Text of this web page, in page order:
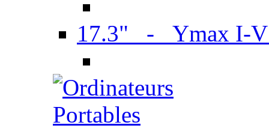
17.3" - Ymax I-